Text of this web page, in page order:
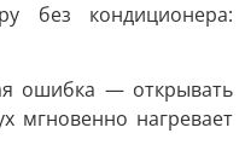
без кондиционера:
ошибка — открывать
мгновенно нагревает